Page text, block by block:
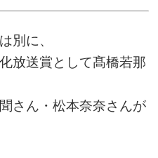
別に、
放送賞として髙橋若那
さん・松本奈奈さんが